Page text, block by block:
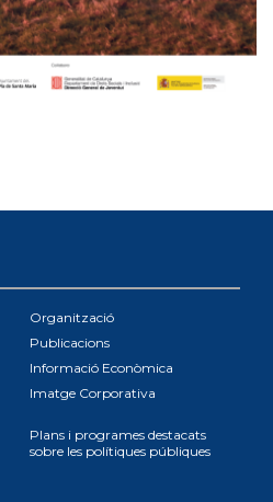
Organització
Publicacions
Informació Econòmica
Imatge Corporativa
Plans i programes destacats
sobre les polítiques públiques